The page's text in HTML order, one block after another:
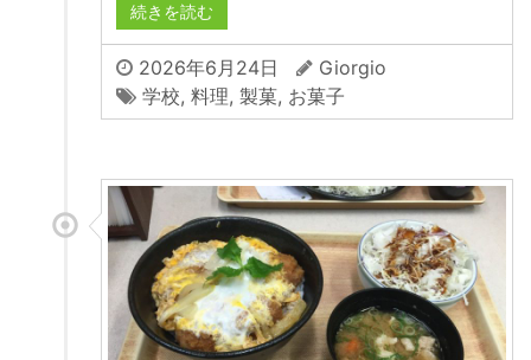
続きを読む
2026年6月24日
Giorgio
学校, 料理, 製菓, お菓子